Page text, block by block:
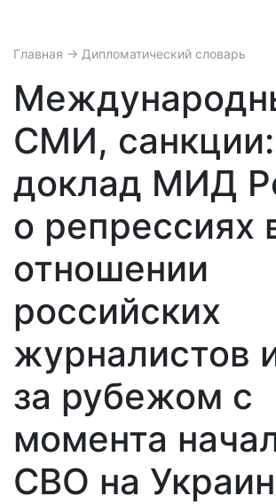
Главная → Дипломатический словарь
СМИ, санкции:
доклад МИД
о репрессиях
отношении
российских
журналистов
за рубежом с
момента
СВО на